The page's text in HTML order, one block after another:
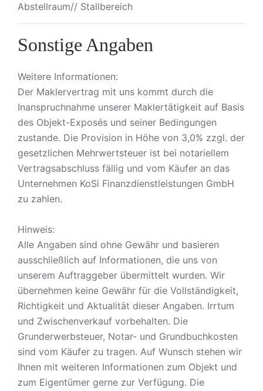
Abstellraum// Stallbereich
Sonstige Angaben
Weitere Informationen:
Der Maklervertrag mit uns kommt durch die
Inanspruchnahme unserer Maklertätigkeit auf Basis
des Objekt-Exposés und seiner Bedingungen
zustande. Die Provision in Höhe von 3,0% zzgl. der
gesetzlichen Mehrwertsteuer ist bei notariellem
Vertragsabschluss fällig und vom Käufer an das
Unternehmen KoSi Finanzdienstleistungen GmbH
zu zahlen.
Hinweis:
Alle Angaben sind ohne Gewähr und basieren
ausschließlich auf Informationen, die uns von
unserem Auftraggeber übermittelt wurden. Wir
übernehmen keine Gewähr für die Vollständigkeit,
Richtigkeit und Aktualität dieser Angaben. Irrtum
und Zwischenverkauf vorbehalten. Die
Grunderwerbsteuer, Notar- und Grundbuchkosten
sind vom Käufer zu tragen. Auf Wunsch stehen wir
Ihnen mit weiteren Informationen zum Objekt und
zum Eigentümer gerne zur Verfügung. Die